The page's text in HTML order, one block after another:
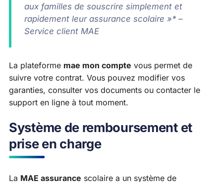
aux familles de souscrire simplement et
rapidement leur assurance scolaire »* –
Service client MAE
La plateforme mae mon compte vous permet de
suivre votre contrat. Vous pouvez modifier vos
garanties, consulter vos documents ou contacter le
support en ligne à tout moment.
Système de remboursement et
prise en charge
La MAE assurance scolaire a un système de